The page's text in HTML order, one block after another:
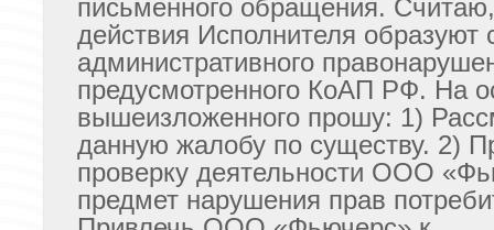
письменного обращения.
действия Исполнителя образуют
административного
предусмотренного КоАП РФ. На
вышеизложенного прошу: 1)
данную жалобу по существу. 2)
проверку деятельности ООО
предмет нарушения прав